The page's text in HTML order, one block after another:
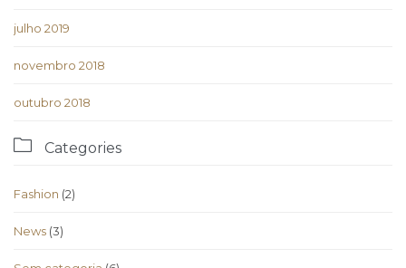
julho 2019
novembro 2018
outubro 2018
 Categories
Fashion (2)
News (3)